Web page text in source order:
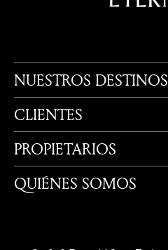
NUESTROS DESTINOS
CLIENTES
PROPIETARIOS
QUIÉNES SOMOS